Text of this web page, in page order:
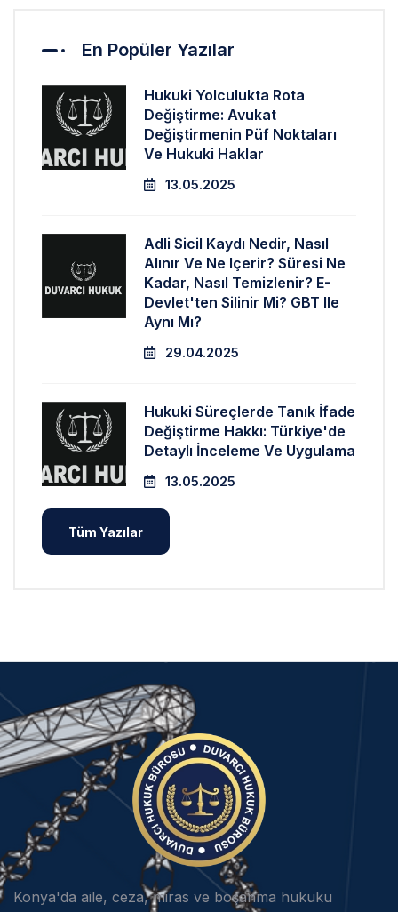
En Popüler Yazılar
Hukuki Yolculukta Rota
Değiştirme: Avukat
Değiştirmenin Püf Noktaları
Ve Hukuki Haklar
13.05.2025
Adli Sicil Kaydı Nedir, Nasıl
Alınır Ve Ne Içerir? Süresi Ne
Kadar, Nasıl Temizlenir? E-
Devlet'ten Silinir Mi? GBT Ile
Aynı Mı?
29.04.2025
Hukuki Süreçlerde Tanık İfade
Değiştirme Hakkı: Türkiye'de
Detaylı İnceleme Ve Uygulama
13.05.2025
Tüm Yazılar
Konya'da aile, ceza, miras ve boşanma hukuku